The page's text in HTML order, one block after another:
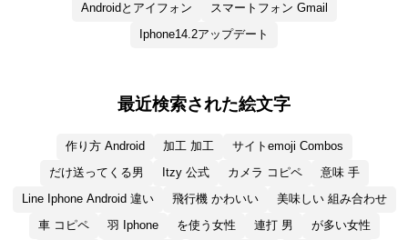
Androidとアイフォン
スマートフォン Gmail
Iphone14.2アップデート
最近検索された絵文字
作り方 Android 加工 加工
サイトemoji Combos
だけ送ってくる男
Itzy 公式 カメラ コピペ
意味 手
Line Iphone Android 違い
飛行機 かわいい
美味しい 組み合わせ
車 コピペ
羽 Iphone を使う女性 連打 男
が多い女性